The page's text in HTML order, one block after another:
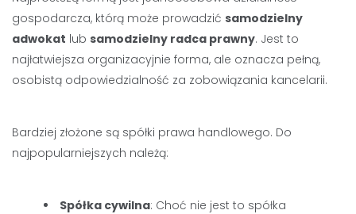
gospodarcza, którą może prowadzić samodzielny
adwokat lub samodzielny radca prawny. Jest to
najłatwiejsza organizacyjnie forma, ale oznacza pełną,
osobistą odpowiedzialność za zobowiązania kancelarii.
Bardziej złożone są spółki prawa handlowego. Do
najpopularniejszych należą:
Spółka cywilna: Choć nie jest to spółka